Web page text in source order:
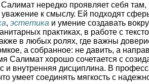
Салимат нередко проявляет себя там,
уважение к смыслу. Ей подходят
, эстетика и умение создавать
практиках, в работе с
в любых ролях, где важны
а собранное: не давить, а
Салимат хорошо сочетается с
и внутренняя дисциплина. В
умеет соединять мягкость с